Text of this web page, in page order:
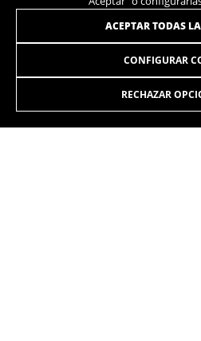
CONFIGURAR
RECHAZAR
ACEPTAR TODAS